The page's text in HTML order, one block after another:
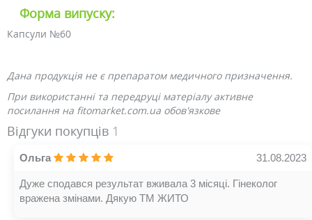
Форма випуску:
Капсули №60
Дана продукція не є препаратом медичного призначення.
При використанні та передруці матеріалу активне
посилання на fitomarket.com.ua обов'язкове
Відгуки покупців 1
Ольга 31.08.2023
Дуже сподався результат вживала 3 місяці. Гінеколог
вражена змінами. Дякую ТМ ЖИТО